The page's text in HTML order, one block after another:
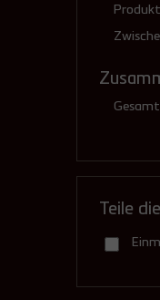
Teile